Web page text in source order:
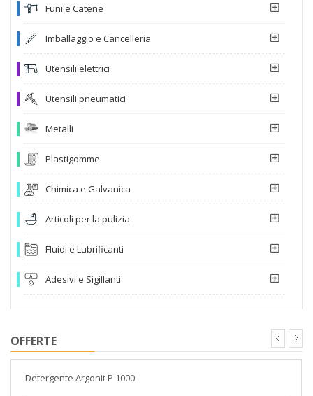
Funi e Catene
Imballaggio e Cancelleria
Utensili elettrici
Utensili pneumatici
Metalli
Plastigomme
Chimica e Galvanica
Articoli per la pulizia
Fluidi e Lubrificanti
Adesivi e Sigillanti
OFFERTE
Detergente Argonit P 1000